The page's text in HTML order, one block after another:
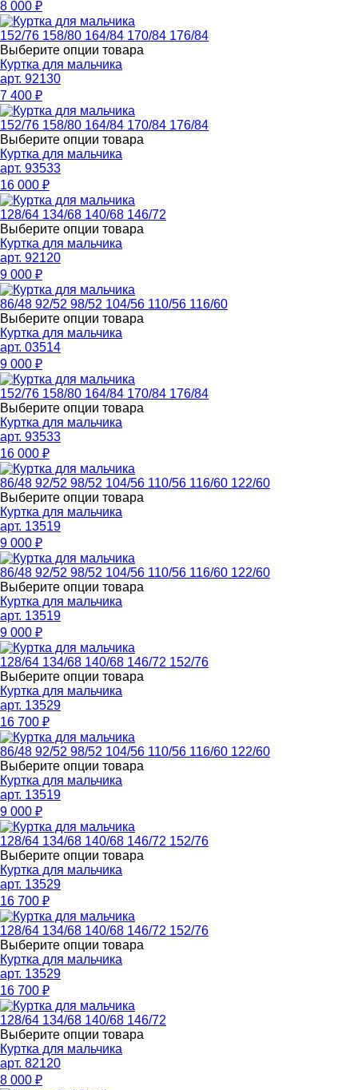
8 000 ₽
152/76 158/80 164/84 170/84 176/84
Выберите опции товара
Куртка для мальчика
арт. 92130
7 400 ₽
152/76 158/80 164/84 170/84 176/84
Выберите опции товара
Куртка для мальчика
арт. 93533
16 000 ₽
128/64 134/68 140/68 146/72
Выберите опции товара
Куртка для мальчика
арт. 92120
9 000 ₽
86/48 92/52 98/52 104/56 110/56 116/60
Выберите опции товара
Куртка для мальчика
арт. 03514
9 000 ₽
152/76 158/80 164/84 170/84 176/84
Выберите опции товара
Куртка для мальчика
арт. 93533
16 000 ₽
86/48 92/52 98/52 104/56 110/56 116/60 122/60
Выберите опции товара
Куртка для мальчика
арт. 13519
9 000 ₽
86/48 92/52 98/52 104/56 110/56 116/60 122/60
Выберите опции товара
Куртка для мальчика
арт. 13519
9 000 ₽
128/64 134/68 140/68 146/72 152/76
Выберите опции товара
Куртка для мальчика
арт. 13529
16 700 ₽
86/48 92/52 98/52 104/56 110/56 116/60 122/60
Выберите опции товара
Куртка для мальчика
арт. 13519
9 000 ₽
128/64 134/68 140/68 146/72 152/76
Выберите опции товара
Куртка для мальчика
арт. 13529
16 700 ₽
128/64 134/68 140/68 146/72 152/76
Выберите опции товара
Куртка для мальчика
арт. 13529
16 700 ₽
128/64 134/68 140/68 146/72
Выберите опции товара
Куртка для мальчика
арт. 82120
8 000 ₽